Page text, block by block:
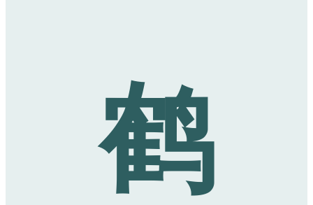
鹤